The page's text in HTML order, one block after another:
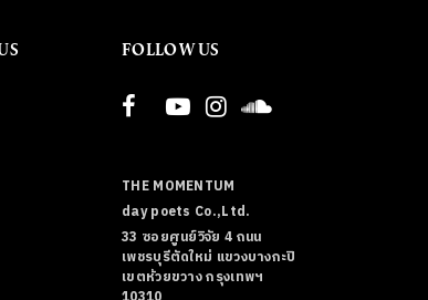
FOLLOW US
THE MOMENTUM
day poets Co.,Ltd.
33 ซอยศูนย์วิจัย 4 ถนน
เพชรบุรีตัดใหม่ แขวงบางกะปิ
เขตห้วยขวาง กรุงเทพฯ